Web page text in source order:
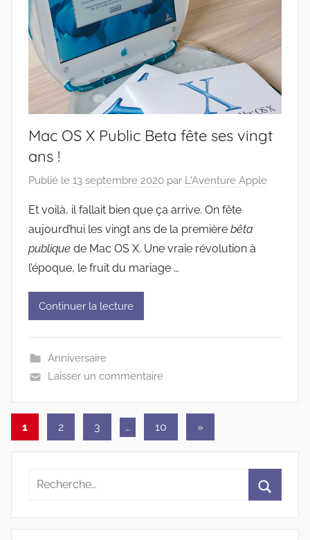
Mac OS X Public Beta fête ses vingt
ans !
Publié le 13 septembre 2020 par L'Aventure Apple
Et voilà, il fallait bien que ça arrive. On fête
aujourd’hui les vingt ans de la première bêta
publique de Mac OS X. Une vraie révolution à
l’époque, le fruit du mariage …
Continuer la lecture
Anniversaire
Laisser un commentaire
Pagination
des
publications
1 2 3 … 10
Articles
»
Recherche
: